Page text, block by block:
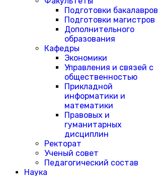
Подготовки бакалавров
Подготовки магистров
Дополнительного
образования
Кафедры
Экономики
Управления и связей с
общественностью
Прикладной
информатики и
математики
Правовых и
гуманитарных
дисциплин
Ректорат
Ученый совет
Педагогический состав
Наука